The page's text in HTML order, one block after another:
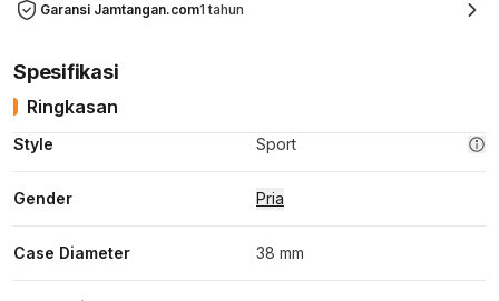
Garansi Jamtangan.com1 tahun
Spesifikasi
Ringkasan
Style Sport
Gender Pria
Case Diameter 38 mm